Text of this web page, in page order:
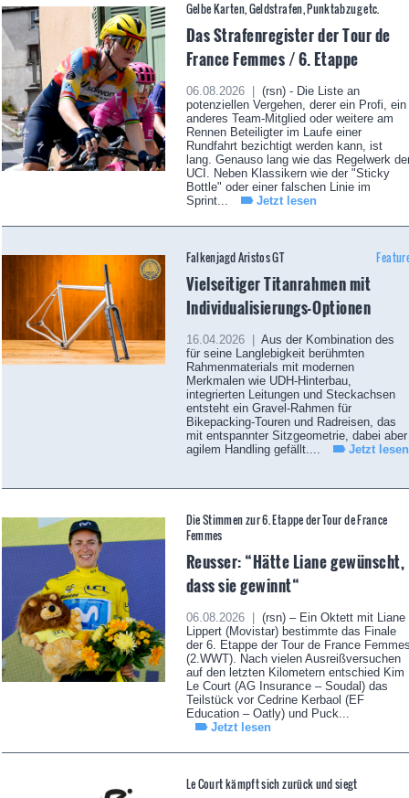
Gelbe Karten, Geldstrafen, Punktabzug etc.
Das Strafenregister der Tour de
France Femmes / 6. Etappe
06.08.2026 |
(rsn) - Die Liste an
potenziellen Vergehen, derer ein Profi, ein
anderes Team-Mitglied oder weitere am
Rennen Beteiligter im Laufe einer
Rundfahrt bezichtigt werden kann, ist
lang. Genauso lang wie das Regelwerk
UCI. Neben Klassikern wie der "Sticky
Bottle" oder einer falschen Linie im
Sprint...
Jetzt lesen
Falkenjagd Aristos GT
Vielseitiger Titanrahmen mit
Individualisierungs-Optionen
16.04.2026 |
Aus der Kombination des
für seine Langlebigkeit berühmten
Rahmenmaterials mit modernen
Merkmalen wie UDH-Hinterbau,
integrierten Leitungen und Steckachsen
entsteht ein Gravel-Rahmen für
Bikepacking-Touren und Radreisen, das
mit entspannter Sitzgeometrie, dabei aber
agilem Handling gefällt....
Jetzt lesen
Die Stimmen zur 6. Etappe der Tour de France
Femmes
Reusser: “Hätte Liane gewünscht,
dass sie gewinnt“
06.08.2026 |
(rsn) – Ein Oktett mit Liane
Lippert (Movistar) bestimmte das Finale
der 6. Etappe der Tour de France
(2.WWT). Nach vielen Ausreißversuchen
auf den letzten Kilometern entschied Kim
Le Court (AG Insurance – Soudal) das
Teilstück vor Cedrine Kerbaol (EF
Education – Oatly) und Puck...
Jetzt lesen
Le Court kämpft sich zurück und siegt